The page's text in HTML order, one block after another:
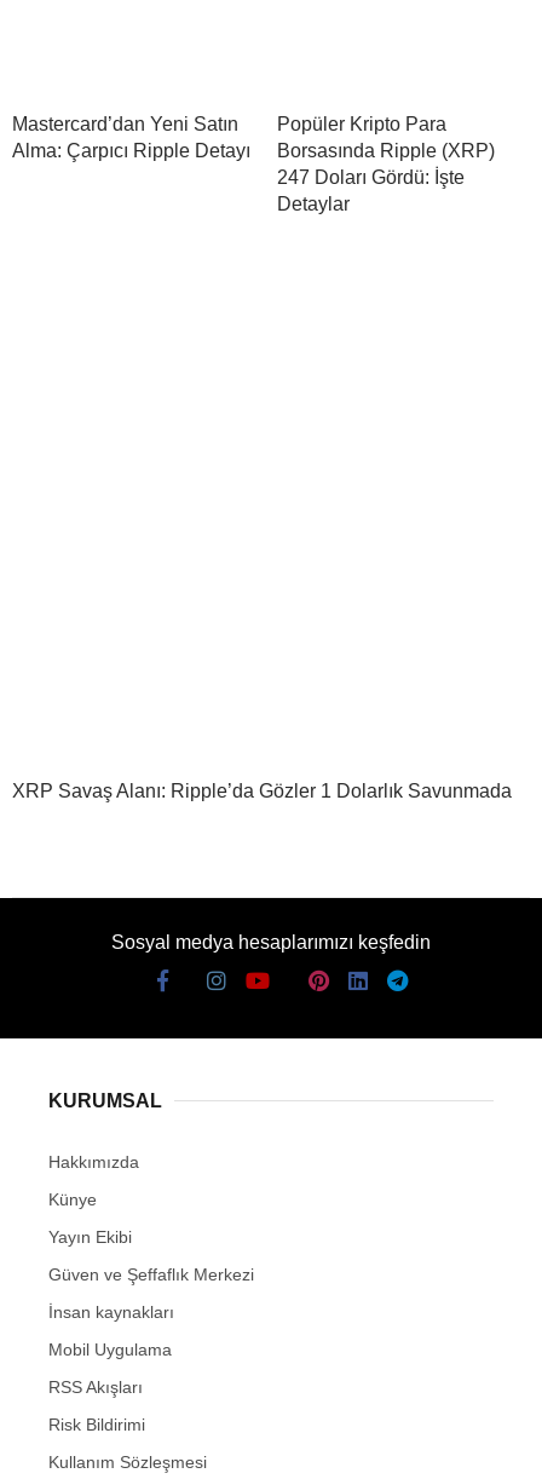
Mastercard’dan Yeni Satın
Alma: Çarpıcı Ripple Detayı
Popüler Kripto Para
Borsasında Ripple (XRP)
247 Doları Gördü: İşte
Detaylar
XRP Savaş Alanı: Ripple’da Gözler 1 Dolarlık Savunmada
Sosyal medya hesaplarımızı keşfedin
KURUMSAL
Hakkımızda
Künye
Yayın Ekibi
Güven ve Şeffaflık Merkezi
İnsan kaynakları
Mobil Uygulama
RSS Akışları
Risk Bildirimi
Kullanım Sözleşmesi